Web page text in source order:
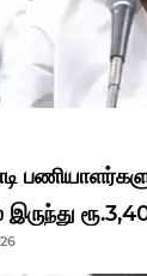
இருந்து